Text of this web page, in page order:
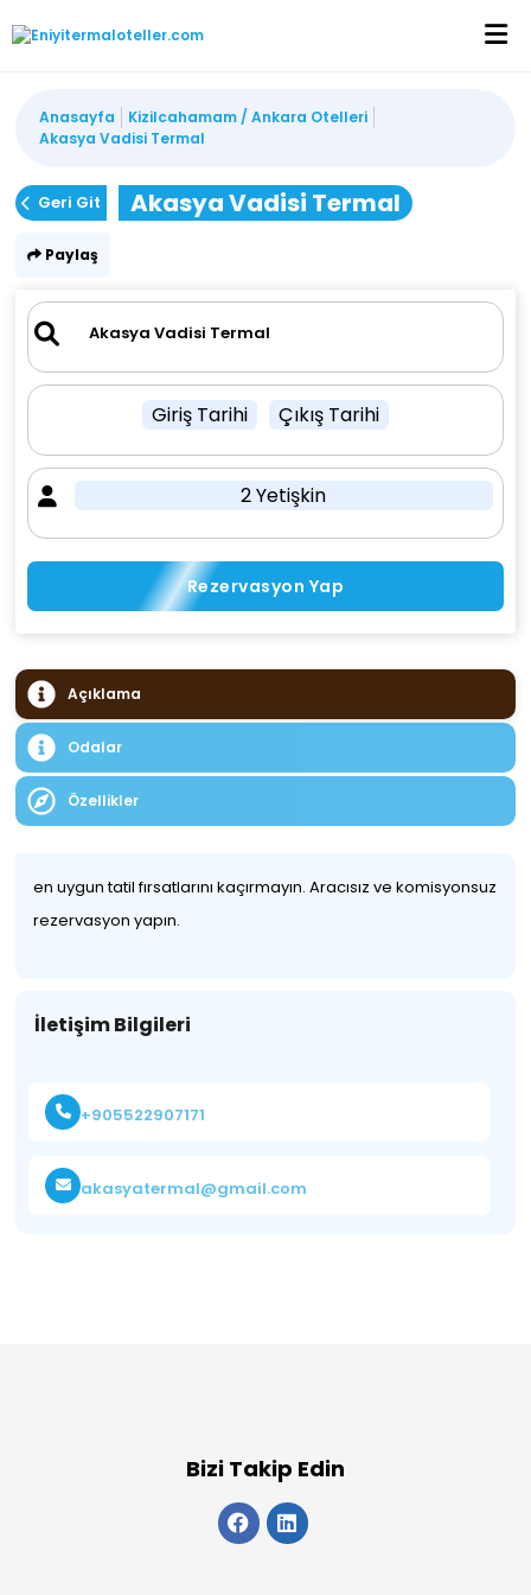
Anasayfa
Kizilcahamam / Ankara Otelleri
Akasya Vadisi Termal
Geri Git Akasya Vadisi Termal
Paylaş
Giriş Tarihi Çıkış Tarihi
2 Yetişkin
Rezervasyon Yap
Açıklama
Odalar
Özellikler
en uygun tatil fırsatlarını kaçırmayın. Aracısız ve komisyonsuz
rezervasyon yapın.
İletişim Bilgileri
+905522907171
akasyatermal@gmail.com
Bizi Takip Edin